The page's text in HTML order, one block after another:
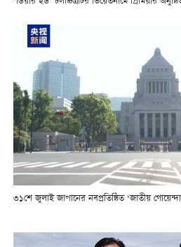
৩১শে জুলাই জাপানের নবপ্রতিষ্ঠিত ‘জাতীয়